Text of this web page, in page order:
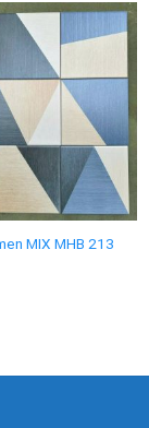
MIX MHB 213